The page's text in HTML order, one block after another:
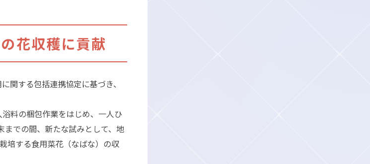
花収穫に貢献
関する包括連携協定に基づき、
料の梱包作業をはじめ、一人ひ
までの間、新たな試みとして、地
培する食用菜花（なばな）の収